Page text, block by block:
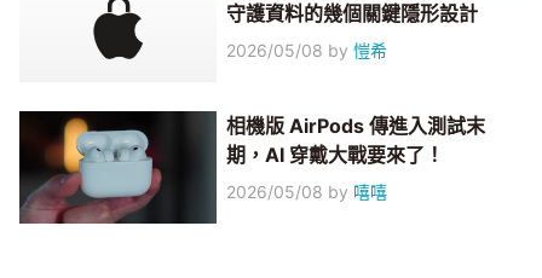
守護資料的幾個關鍵隱形設計
2026/05/08 by愷希
相機版 AirPods 傳進入測試末
期，AI 穿戴大戰要來了！
2026/05/08 by 嘻嘻